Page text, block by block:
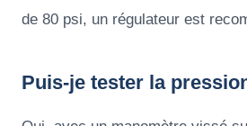
de 80 psi, un régulateur est
Puis-je tester la